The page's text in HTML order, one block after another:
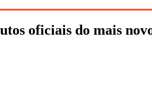
oficiais do mais